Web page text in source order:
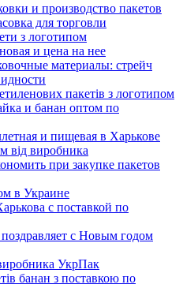
и производство пакетов
для торговли
з логотипом
и цена на нее
материалы: стрейч
пакетів з логотипом
и банан оптом по
и пищевая в Харькове
від виробника
при закупке пакетов
в Украине
с поставкой по
с Новым годом
УкрПак
банан з поставкою по